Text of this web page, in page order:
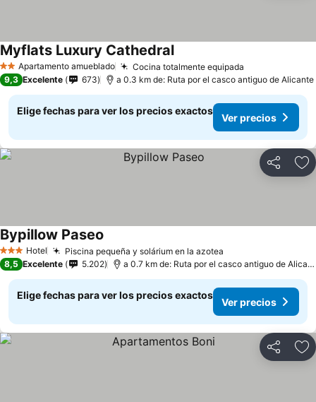
2 EstrellasApartamento amueblado Cocina totalmente equipada
Myflats Luxury CathedralVer precios
9,3 Excelente 673 a 0.3 km de: Ruta por el casco antiguo de Alicante
Elige fechas para ver los precios exactos
Ver precios
Compartir
3 Estrellas
Hotel Piscina pequeña y solárium en la azotea
Bypillow Paseo
8,5 Excelente 5.202 a 0.7 km de: Ruta por el casco antiguo de
Elige fechas para ver los precios exactos
Ver precios
Compartir